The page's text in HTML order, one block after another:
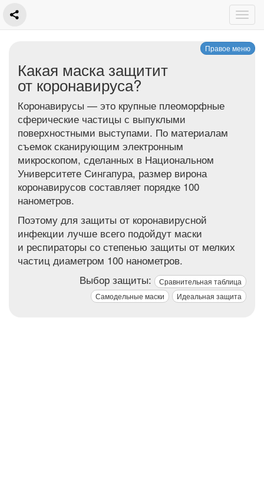
Правое меню
Какая маска защитит
от коронавируса?
Коронавирусы — это крупные плеоморфные
сферические частицы с выпуклыми
поверхностными выступами. По материалам
съемок сканирующим электронным
микроскопом, сделанных в Национальном
Университете Сингапура, размер вирона
коронавирусов составляет порядке 100
нанометров.
Поэтому для защиты от коронавирусной
инфекции лучше всего подойдут маски
и респираторы со степенью защиты от мелких
частиц диаметром 100 нанометров.
Выбор защиты:
Сравнительная таблица
Самодельные маски
Идеальная защита